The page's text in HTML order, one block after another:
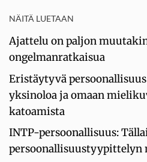
NÄITÄ LUETAAN
Ajattelu on paljon
ongelmanratkaisua
Eristäytyvä
yksinoloa ja omaan
katoamista
INTP-persoonallisuus:
persoonallisuustyypittelyn